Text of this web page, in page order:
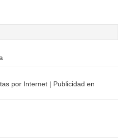
por Internet | Publicidad en